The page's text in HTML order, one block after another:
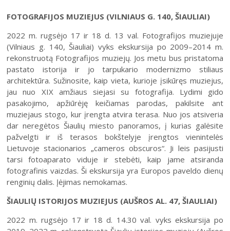
FOTOGRAFIJOS MUZIEJUS (VILNIAUS G. 140, ŠIAULIAI)
2022 m. rugsėjo 17 ir 18 d. 13 val. Fotografijos muziejuje
(Vilniaus g. 140, Šiauliai) vyks ekskursija po 2009–2014 m.
rekonstruotą Fotografijos muziejų. Jos metu bus pristatoma
pastato istorija ir jo tarpukario modernizmo stiliaus
architektūra. Sužinosite, kaip vieta, kurioje įsikūręs muziejus,
jau nuo XIX amžiaus siejasi su fotografija. Lydimi gido
pasakojimo, apžiūrėję keičiamas parodas, pakilsite ant
muziejaus stogo, kur įrengta atvira terasa. Nuo jos atsiveria
dar neregėtos Šiaulių miesto panoramos, į kurias galėsite
pažvelgti ir iš terasos bokštelyje įrengtos vienintelės
Lietuvoje stacionarios „cameros obscuros“. Ji leis pasijusti
tarsi fotoaparato viduje ir stebėti, kaip jame atsiranda
fotografinis vaizdas. Ši ekskursija yra Europos paveldo dienų
renginių dalis. Įėjimas nemokamas.
ŠIAULIŲ ISTORIJOS MUZIEJUS (AUŠROS AL. 47, ŠIAULIAI)
2022 m. rugsėjo 17 ir 18 d. 14.30 val. vyks ekskursija po